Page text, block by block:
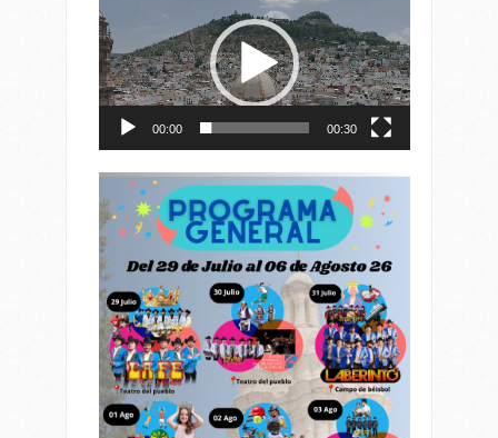
de
vídeo
00:00 00:30